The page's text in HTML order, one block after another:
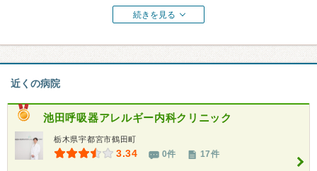
続きを見る
近くの病院
池田呼吸器アレルギー内科クリニック
栃木県宇都宮市鶴田町
3.34 0件 17件